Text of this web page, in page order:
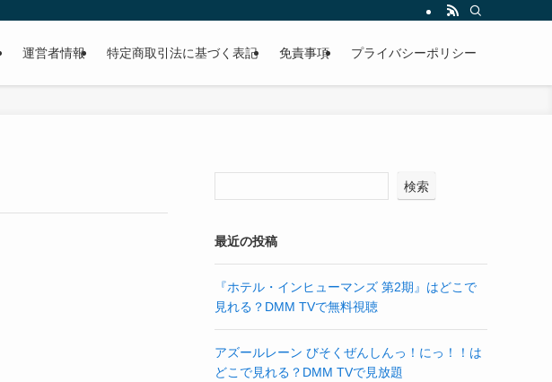
運営者情報 特定商取引法に基づく表記 免責事項 プライバシーポリシー
検索
最近の投稿
『ホテル・インヒューマンズ 第2期』はどこで
見れる？DMM TVで無料視聴
アズールレーン びそくぜんしんっ！にっ！！は
どこで見れる？DMM TVで見放題